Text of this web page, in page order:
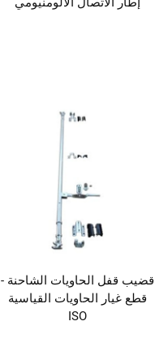
قضيب قفل الحاويات الشاحنة -
قطع غيار الحاويات القياسية
ISO